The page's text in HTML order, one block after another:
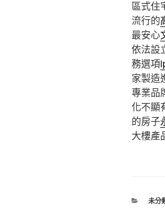
區式住
流行的
最安心
依法設
務選項
家製造
專業品
化不顯
的房子
大樓產
分
未分